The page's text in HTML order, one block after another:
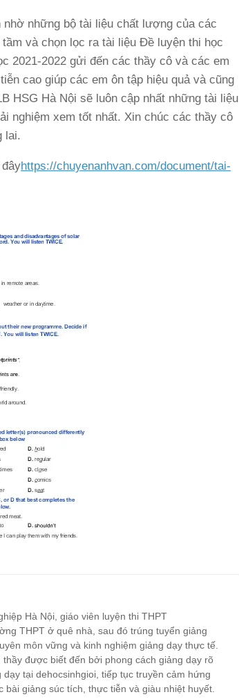
những bộ tài liệu chất lượng của các
và chọn lọc ra tài liệu Đề luyện thi học
2021-2022 gửi đến các thầy cô và các em
cao giúp các em ôn tập hiệu quả và cũng
HSG Hà Nội sẽ luôn cập nhất những tài liệu
nghiệm xem tốt nhất. Xin chúc các thầy cô
lai.
https://chuyenanhvan.com/document/tai-
Hà Nội, giáo viên luyện thi THPT
THPT ở quê nhà, sau đó trúng tuyển giảng
môn vững và kinh nghiệm giảng dạy thực tế.
được biết đến bởi phong cách giảng dạy rõ
tại dehocsinhgioi, tiếp tục truyền cảm hứng
giảng súc tích, thực tiễn và giàu nhiệt huyết.